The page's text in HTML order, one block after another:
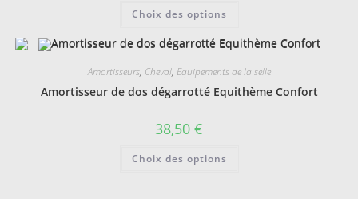
79,90 €
Choix des options
plusieurs
variations.
options
être
Amortisseurs, Cheval, Equipements de la selle
Amortisseur de dos dégarrotté Equithème Confort
38,50 €
Choix des options